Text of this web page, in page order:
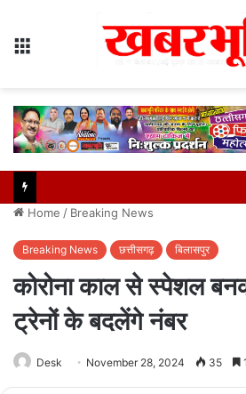
Home / Breaking News
Breaking News छत्तीसगढ़ बिलासपुर
कोरोना काल से स्पेशल
ट्रेनों के बदलेंगे नंबर
Desk November 28, 2024 35